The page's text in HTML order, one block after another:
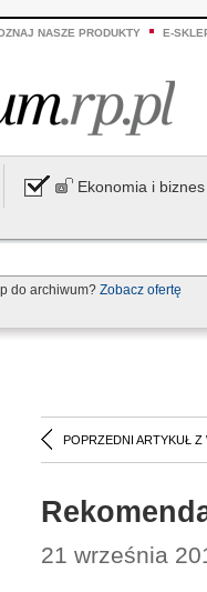
NASZE PRODUKTY E-
Ekonomia i biznes
do archiwum? Zobacz ofertę
POPRZEDNI ARTYKUŁ Z
21 września